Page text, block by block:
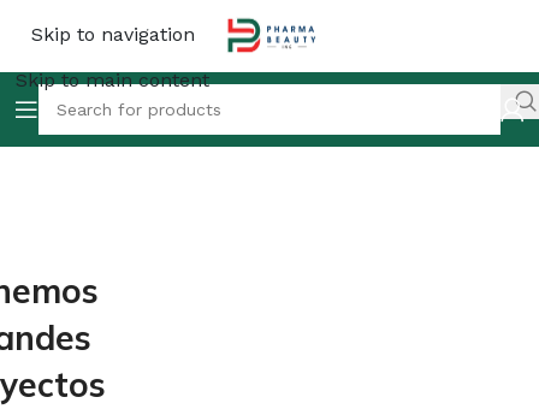
Skip to navigation
Skip to main content